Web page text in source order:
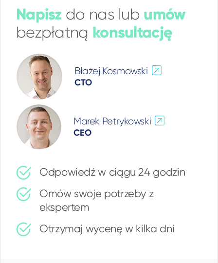
Napisz do nas lub umów
bezpłatną konsultację
Błażej Kosmowski
CTO
Marek Petrykowski
CEO
Odpowiedź w ciągu 24 godzin
Omów swoje potrzeby z
ekspertem
Otrzymaj wycenę w kilka dni